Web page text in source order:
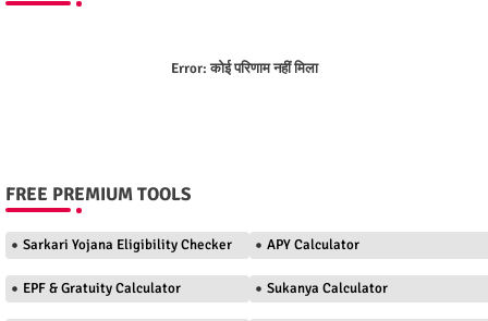
Error:कोई परिणाम नहीं मिला
FREE PREMIUM TOOLS
Sarkari Yojana Eligibility Checker APY Calculator
EPF & Gratuity Calculator Sukanya Calculator